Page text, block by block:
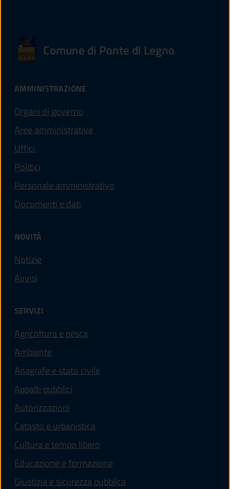
Comune di Ponte di Legno
AMMINISTRAZIONE
Organi di governo
Aree amministrative
Uffici
Politici
Personale amministrativo
Documenti e dati
NOVITÀ
Notizie
Avvisi
SERVIZI
Agricoltura e pesca
Ambiente
Anagrafe e stato civile
Appalti pubblici
Autorizzazioni
Catasto e urbanistica
Cultura e tempo libero
Educazione e formazione
Giustizia e sicurezza pubblica